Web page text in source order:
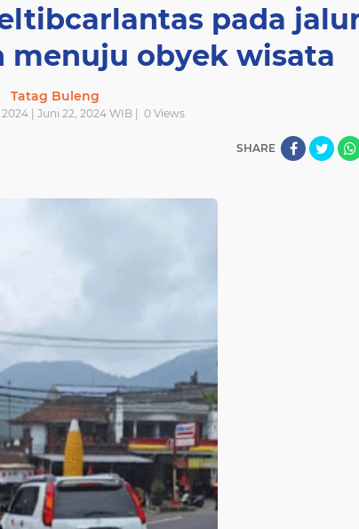
pada
menuju obyek wisata
Tatag Buleng
| Juni 22, 2024 WIB | 0 Views
SHARE